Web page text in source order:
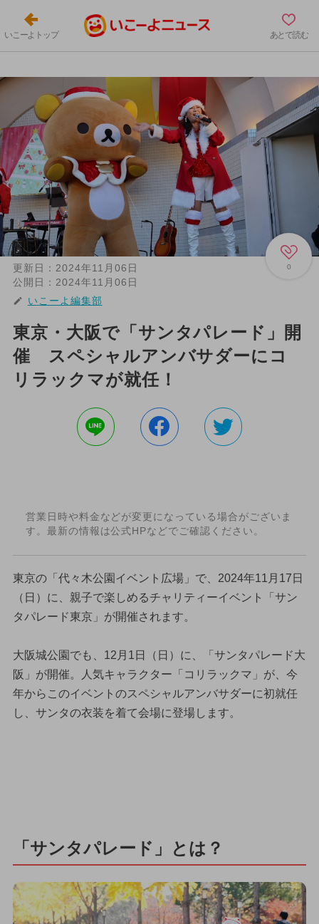
いこーよトップ あとで読む
0
更新日： 2024年11月06日
公開日： 2024年11月06日
いこーよ編集部
東京・大阪で「サンタパレード」開
催 スペシャルアンバサダーにコ
リラックマが就任！
営業日時や料金などが変更になっている場合がございま
す。最新の情報は公式HPなどでご確認ください。
東京の「代々木公園イベント広場」で、2024年11月17日
（日）に、親子で楽しめるチャリティーイベント「サン
タパレード東京」が開催されます。
大阪城公園でも、12月1日（日）に、「サンタパレード大
阪」が開催。人気キャラクター「コリラックマ」が、今
年からこのイベントのスペシャルアンバサダーに初就任
し、サンタの衣装を着て会場に登場します。
「サンタパレード」とは？